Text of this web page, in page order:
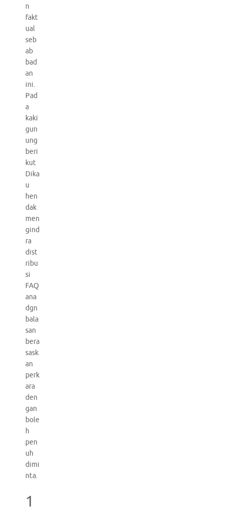
n
fakt
ual
seb
ab
bad
an
ini.
Pad
a
kaki
gun
ung
beri
kut
Dika
u
hen
dak
men
gind
ra
dist
ribu
si
FAQ
ana
dgn
bala
san
bera
sask
an
perk
ara
den
gan
bole
h
pen
uh
dimi
nta.
1